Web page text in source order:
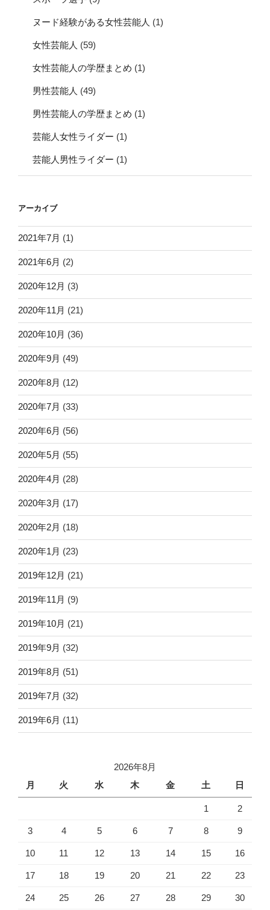
ヌード経験がある女性芸能人 (1)
女性芸能人 (59)
女性芸能人の学歴まとめ (1)
男性芸能人 (49)
男性芸能人の学歴まとめ (1)
芸能人女性ライダー (1)
芸能人男性ライダー (1)
アーカイブ
2021年7月 (1)
2021年6月 (2)
2020年12月 (3)
2020年11月 (21)
2020年10月 (36)
2020年9月 (49)
2020年8月 (12)
2020年7月 (33)
2020年6月 (56)
2020年5月 (55)
2020年4月 (28)
2020年3月 (17)
2020年2月 (18)
2020年1月 (23)
2019年12月 (21)
2019年11月 (9)
2019年10月 (21)
2019年9月 (32)
2019年8月 (51)
2019年7月 (32)
2019年6月 (11)
2026年8月
月
火 水 木 金 土 日
1 2
3 4 5 6 7 8 9
10 11 12 13 14 15 16
17 18 19 20 21 22 23
24 25 26 27 28 29 30